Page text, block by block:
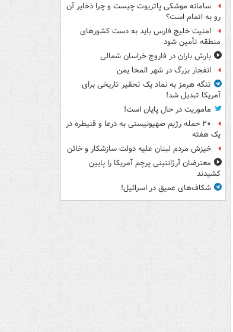
سامانه موشکی پاتریوت چیست و چرا ذخایر آن
رو به اتمام است؟
امنیت خلیج فارس باید به دست کشورهای
منطقه تأمین شود
بارش باران در فاروج خراسان شمالی
انفجار بزرگ در شهر المخا یمن
تنگه هرمز به نماد یک تحقیر تاریخی برای
آمریکا تبدیل شد!
ماموریت در حال پایان است!
۲۰ حمله رژیم صهیونیستی به درعا و قنیطره در
یک هفته
خیزش مردم لبنان علیه دولت سازشکار و خائن
معترضان آرژانتینی پرچم آمریکا را پایین
کشیدند
شکاف‌های عمیق در اسرائیل!